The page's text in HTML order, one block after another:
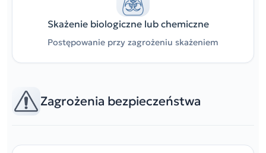
Skażenie biologiczne lub chemiczne
Postępowanie przy zagrożeniu skażeniem
Zagrożenia bezpieczeństwa